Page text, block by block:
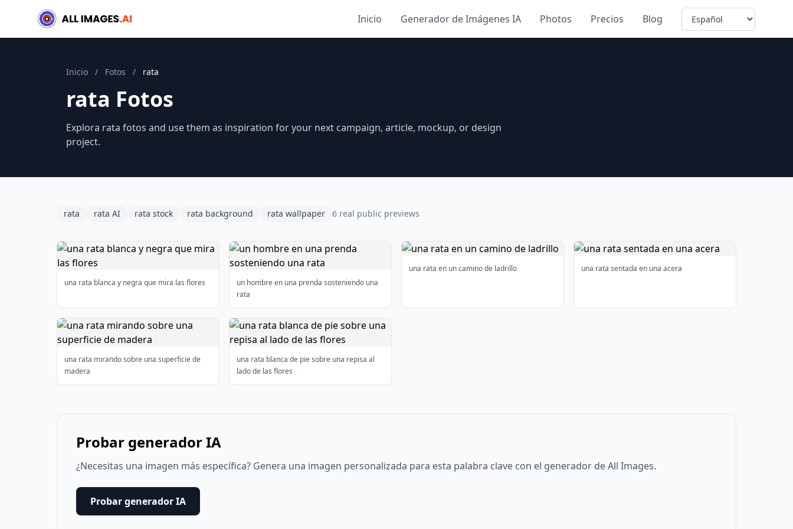
Inicio Generador de Imágenes IA Photos Precios Blog Language
Inicio / Fotos / rata
rata Fotos
Explora rata fotos and use them as inspiration for your next campaign, article, mockup, or design
project.
rata rata AI rata stock rata background rata wallpaper 6 real public previews
una rata blanca y negra que mira las flores
un hombre en una prenda sosteniendo una
rata
una rata en un camino de ladrillo una rata sentada en una acera
una rata mirando sobre una superficie de
madera
una rata blanca de pie sobre una repisa al
lado de las flores
Probar generador IA
¿Necesitas una imagen más específica? Genera una imagen personalizada para esta palabra clave con el generador de All Images.
Probar generador IA